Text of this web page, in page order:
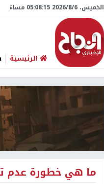
الخميس، 6/‏8/‏2026 05:08:15 مساءً
الرئيسية
ما هي خطورة عدم